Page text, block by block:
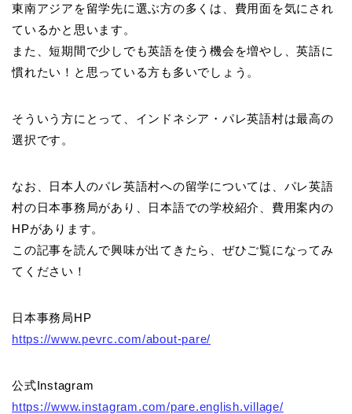
東南アジアを留学先に選ぶ方の多くは、費用面を気にされ
ているかと思います。
また、短期間で少しでも英語を使う機会を増やし、英語に
慣れたい！と思っている方も多いでしょう。
そういう方にとって、インドネシア・パレ英語村は最高の
選択です。
なお、日本人のパレ英語村への留学については、パレ英語
村の日本事務局があり、日本語での学校紹介、費用案内の
HPがあります。
この記事を読んで興味が出てきたら、ぜひご覧になってみ
てください！
日本事務局HP
https://www.pevrc.com/about-pare/
公式Instagram
https://www.instagram.com/pare.english.village/